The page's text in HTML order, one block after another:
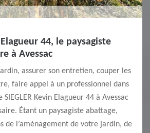
Elagueur 44, le paysagiste
à Avessac
assurer son entretien, couper les
faire appel à un professionnel dans
Kevin Elagueur 44 à Avessac
Étant un paysagiste abattage,
de l’aménagement de votre jardin, de